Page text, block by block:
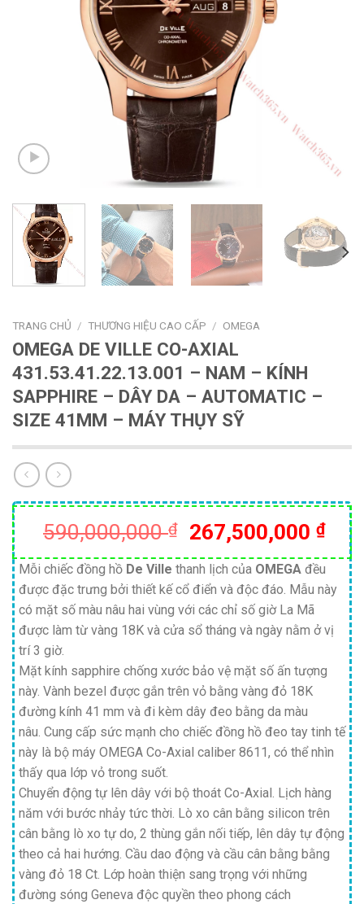
TRANG CHỦ / THƯƠNG HIỆU CAO CẤP / OMEGA
OMEGA DE VILLE CO-AXIAL
431.53.41.22.13.001 – NAM – KÍNH
SAPPHIRE – DÂY DA – AUTOMATIC –
SIZE 41MM – MÁY THỤY SỸ
590,000,000₫
Giá
gốc
là:
590,000,000 ₫.
267,500,000 ₫Giá
hiện
tại
là:
Mỗi chiếc đồng hồ De Ville thanh lịch của OMEGA đều
được đặc trưng bởi thiết kế cổ điển và độc đáo. Mẫu này
có mặt số màu nâu hai vùng với các chỉ số giờ La Mã
được làm từ vàng 18K và cửa sổ tháng và ngày nằm ở vị
trí 3 giờ.
Mặt kính sapphire chống xước bảo vệ mặt số ấn tượng
này. Vành bezel được gắn trên vỏ bằng vàng đỏ 18K
đường kính 41 mm và đi kèm dây đeo bằng da màu
nâu. Cung cấp sức mạnh cho chiếc đồng hồ đeo tay tinh tế
này là bộ máy OMEGA Co-Axial caliber 8611, có thể nhìn
thấy qua lớp vỏ trong suốt.
Chuyển động tự lên dây với bộ thoát Co-Axial. Lịch hàng
năm với bước nhảy tức thời. Lò xo cân bằng silicon trên
cân bằng lò xo tự do, 2 thùng gắn nối tiếp, lên dây tự động
theo cả hai hướng. Cầu dao động và cầu cân bằng bằng
vàng đỏ 18 Ct. Lớp hoàn thiện sang trọng với những
đường sóng Geneva độc quyền theo phong cách